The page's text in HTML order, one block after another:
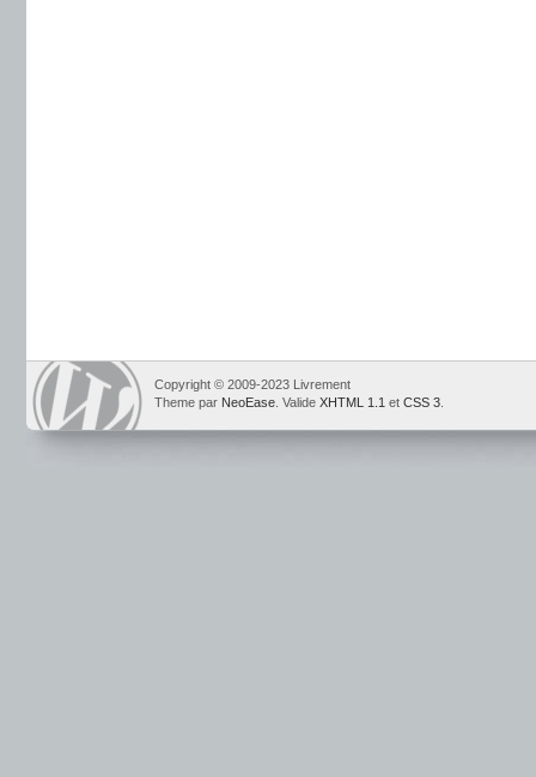
Copyright © 2009-2023 Livrement
Theme par NeoEase . Valide XHTML 1.1 et CSS 3